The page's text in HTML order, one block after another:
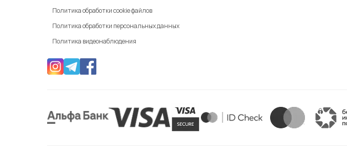
Политика обработки cookie файлов
Политика обработки персональных данных
Политика видеонаблюдения